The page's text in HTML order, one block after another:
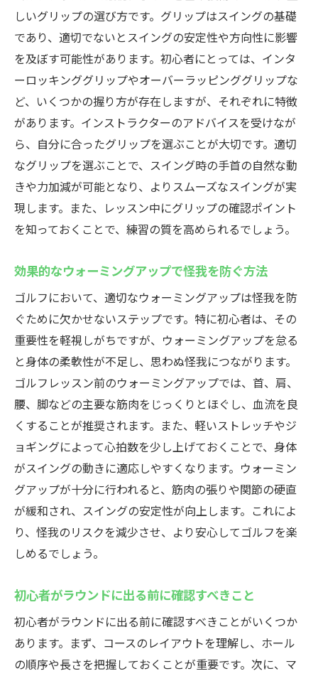
しいグリップの選び方です。グリップはスイングの基礎
であり、適切でないとスイングの安定性や方向性に影響
を及ぼす可能性があります。初心者にとっては、インタ
ーロッキンググリップやオーバーラッピンググリップな
ど、いくつかの握り方が存在しますが、それぞれに特徴
があります。インストラクターのアドバイスを受けなが
ら、自分に合ったグリップを選ぶことが大切です。適切
なグリップを選ぶことで、スイング時の手首の自然な動
きや力加減が可能となり、よりスムーズなスイングが実
現します。また、レッスン中にグリップの確認ポイント
を知っておくことで、練習の質を高められるでしょう。
効果的なウォーミングアップで怪我を防ぐ方法
ゴルフにおいて、適切なウォーミングアップは怪我を防
ぐために欠かせないステップです。特に初心者は、その
重要性を軽視しがちですが、ウォーミングアップを怠る
と身体の柔軟性が不足し、思わぬ怪我につながります。
ゴルフレッスン前のウォーミングアップでは、首、肩、
腰、脚などの主要な筋肉をじっくりとほぐし、血流を良
くすることが推奨されます。また、軽いストレッチやジ
ョギングによって心拍数を少し上げておくことで、身体
がスイングの動きに適応しやすくなります。ウォーミン
グアップが十分に行われると、筋肉の張りや関節の硬直
が緩和され、スイングの安定性が向上します。これによ
り、怪我のリスクを減少させ、より安心してゴルフを楽
しめるでしょう。
初心者がラウンドに出る前に確認すべきこと
初心者がラウンドに出る前に確認すべきことがいくつか
あります。まず、コースのレイアウトを理解し、ホール
の順序や長さを把握しておくことが重要です。次に、マ